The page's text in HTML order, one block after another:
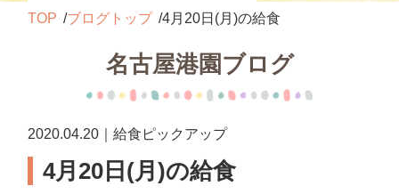
TOP ブログトップ 4月20日(月)の給食
名古屋港園ブログ
2020.04.20｜給食ピックアップ
4月20日(月)の給食